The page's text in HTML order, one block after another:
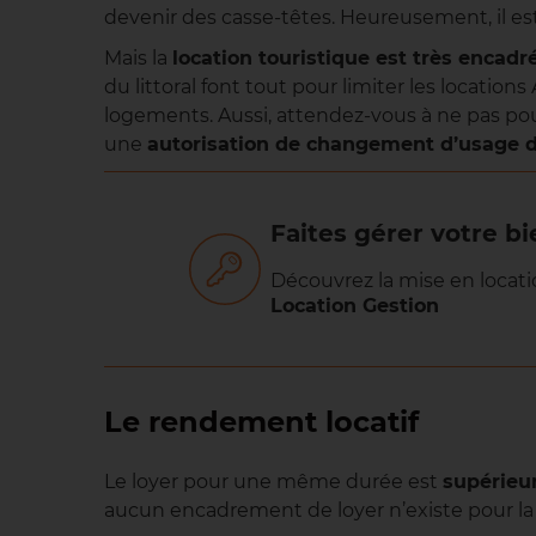
devenir des casse-têtes. Heureusement, il
Mais la location touristique est très
du littoral font tout pour limiter les locations
logements. Aussi, attendez-vous à ne pas
une autorisation de changement d’usage
Faites gérer votre
Découvrez la mise en
Location Gestion
Le rendement locatif
Le loyer pour une même durée est
aucun encadrement de loyer n’existe pour